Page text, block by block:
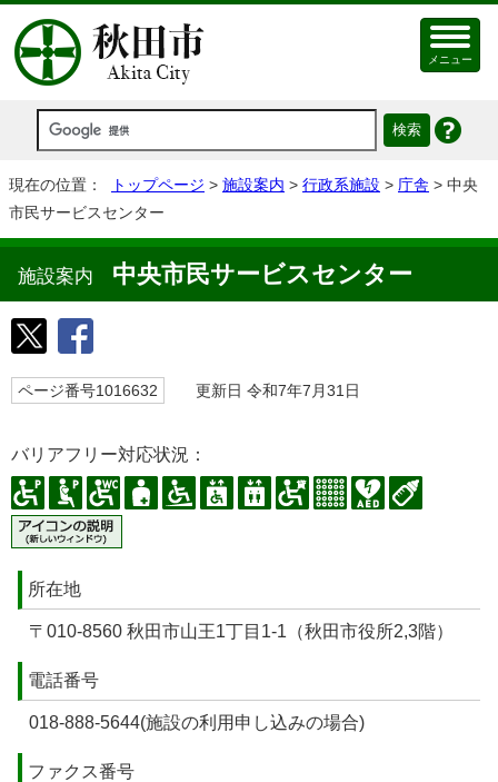
メニュー
現在の位置： トップページ > 施設案内 > 行政系施設 > 庁舎 > 中央
市民サービスセンター
施設案内 中央市民サービスセンター
ページ番号1016632 更新日 令和7年7月31日
バリアフリー対応状況：
所在地
〒010-8560 秋田市山王1丁目1-1（秋田市役所2,3階）
電話番号
018-888-5644(施設の利用申し込みの場合)
ファクス番号